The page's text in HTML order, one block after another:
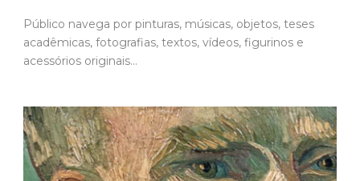
Público navega por pinturas, músicas, objetos, teses
acadêmicas, fotografias, textos, vídeos, figurinos e
acessórios originais...